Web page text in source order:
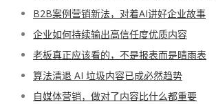
B2B案例营销新法，对着AI讲好企业故事
企业如何持续输出高信任度优质内容
老板真正应该看的，不是报表而是晴雨表
算法清退 AI 垃圾内容已成必然趋势
自媒体营销，做对了内容比什么都重要